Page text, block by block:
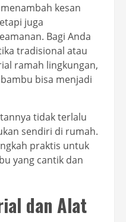
kesan
juga
Bagi Anda
tradisional atau
ramah lingkungan,
bisa menjadi
tidak terlalu
sendiri di rumah.
praktis untuk
yang cantik dan
dan Alat